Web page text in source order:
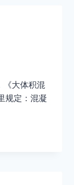
大体积混
规定：混凝